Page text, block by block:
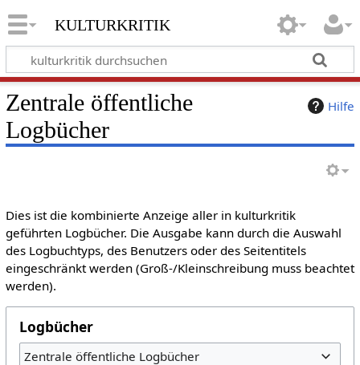
kulturkritik
Hilfe
Zentrale öffentliche
Logbücher
Dies ist die kombinierte Anzeige aller in kulturkritik
geführten Logbücher. Die Ausgabe kann durch die Auswahl
des Logbuchtyps, des Benutzers oder des Seitentitels
eingeschränkt werden (Groß-/Kleinschreibung muss beachtet
werden).
Logbücher
Zentrale öffentliche Logbücher